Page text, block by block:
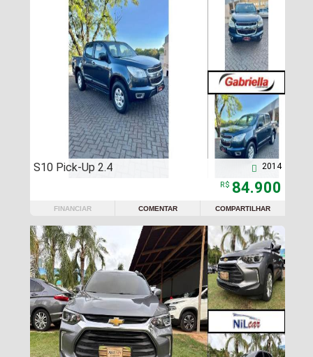
S10 Pick-Up 2.4 2014

R$ 84.900
FINANCIAR COMENTAR COMPARTILHAR